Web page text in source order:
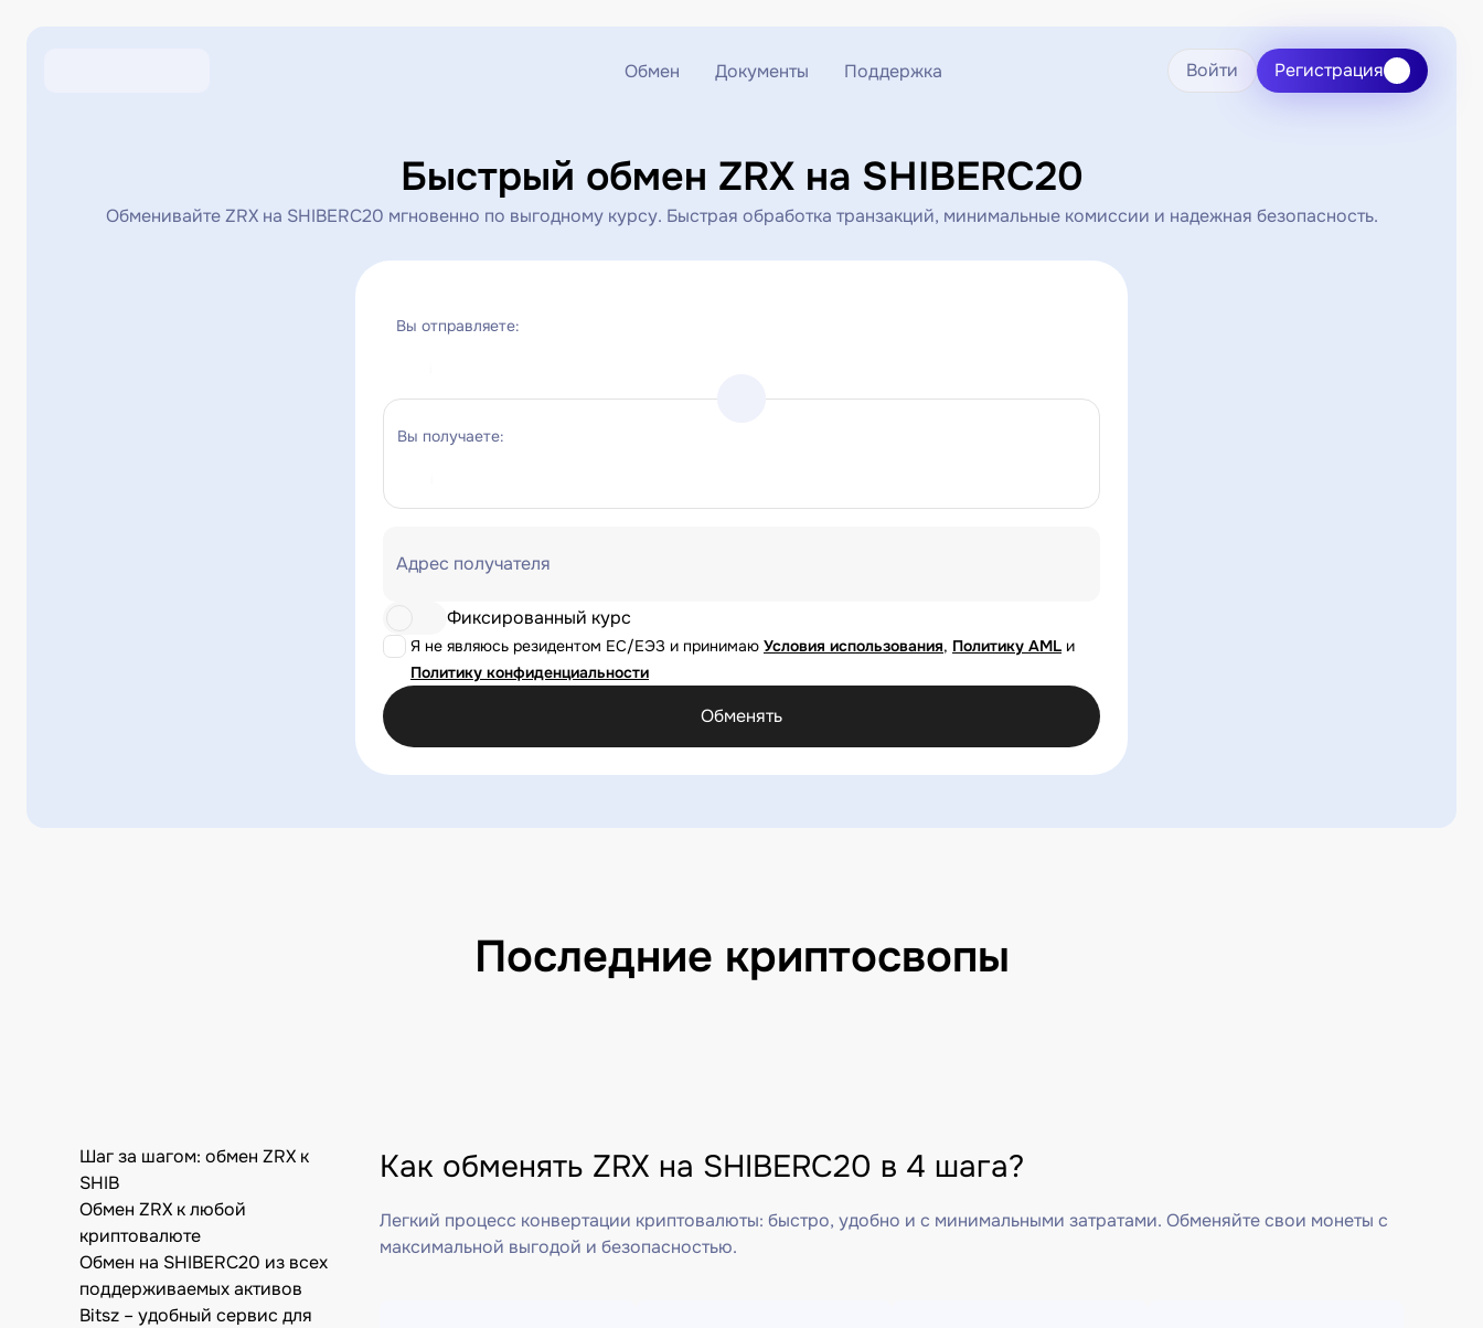
Обмен
Обмен ETH на USDT
Обмен XMR на USDT
Обмен BTC на USDT
Документы
Блог
AML
API
Поддержка
Telegram
Чат поддержки
Войти Регистрация
Быстрый обмен ZRX на SHIBERC20
Обменивайте ZRX на SHIBERC20 мгновенно по выгодному курсу. Быстрая обработка транзакций, минимальные комиссии и надежная безопасность.
Вы отправляете:
Вы получаете:
Адрес получателя
Я не являюсь резидентом ЕС/ЕЭЗ и принимаю Условия использования, Политику AML и
Политику конфиденциальности
Фиксированный курс
Обменять
Последние криптосвопы
Шаг за шагом: обмен ZRX к
SHIB
Обмен ZRX к любой
криптовалюте
Обмен на SHIBERC20 из всех
поддерживаемых активов
Bitsz – удобный сервис для
Как обменять ZRX на SHIBERC20 в 4 шага?
Легкий процесс конвертации криптовалюты: быстро, удобно и с минимальными затратами. Обменяйте свои монеты с
максимальной выгодой и безопасностью.